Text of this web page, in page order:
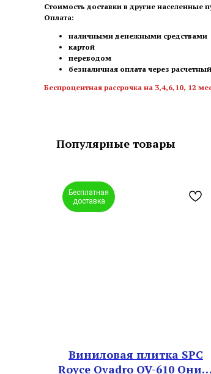
Стоимость доставки в другие
Оплата:
наличными денежными средствами
картой
переводом
безналичная оплата через
Беспроцентная рассрочка на 3,4,6,10, 12
Популярные товары
Бесплатная
доставка
Виниловая плитка SPC
Royce Qvadro QV-610 Оникс